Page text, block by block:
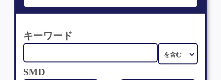
キーワード
SMD